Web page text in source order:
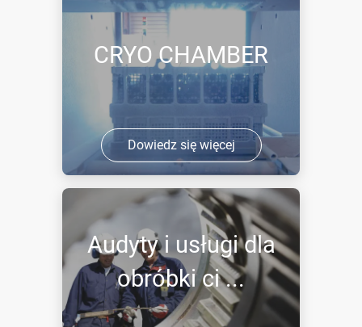
CRYO CHAMBER
Dowiedz się więcej
Audyty i usługi dla
obróbki ci ...